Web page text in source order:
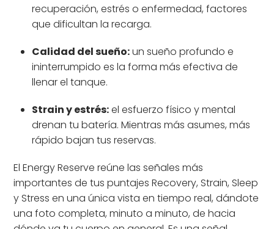
recuperación, estrés o enfermedad, factores
que dificultan la recarga.
Calidad del sueño:un sueño profundo e
ininterrumpido es la forma más efectiva de
llenar el tanque.
Strain y estrés:el esfuerzo físico y mental
drenan tu batería. Mientras más asumes, más
rápido bajan tus reservas.
El Energy Reserve reúne las señales más
importantes de tus puntajes Recovery, Strain, Sleep
y Stress en una única vista en tiempo real, dándote
una foto completa, minuto a minuto, de hacia